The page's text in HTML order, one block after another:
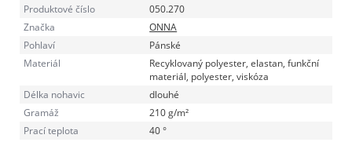
Produktové číslo
050.270
Značka
ONNA
Pohlaví
Pánské
Materiál
Recyklovaný polyester, elastan, funkční
materiál, polyester, viskóza
Délka nohavic
dlouhé
Gramáž
210 g/m²
Prací teplota
40 °